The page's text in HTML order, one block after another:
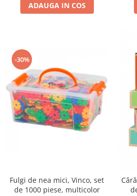
ADAUGA IN COS
-30%
Fulgi de nea mici, Vinco, set
de 1000 piese, multicolor